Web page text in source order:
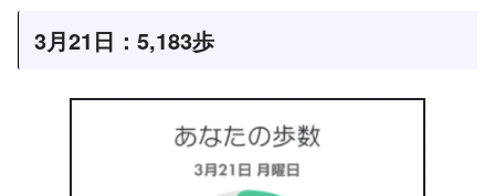
3月21日：5,183歩